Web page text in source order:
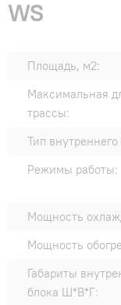
WS
Площадь, м2:
Максимальная
трассы:
Тип внутреннего
Режимы работы:
Мощность
Мощность
Габариты
блока Ш*В*Г: